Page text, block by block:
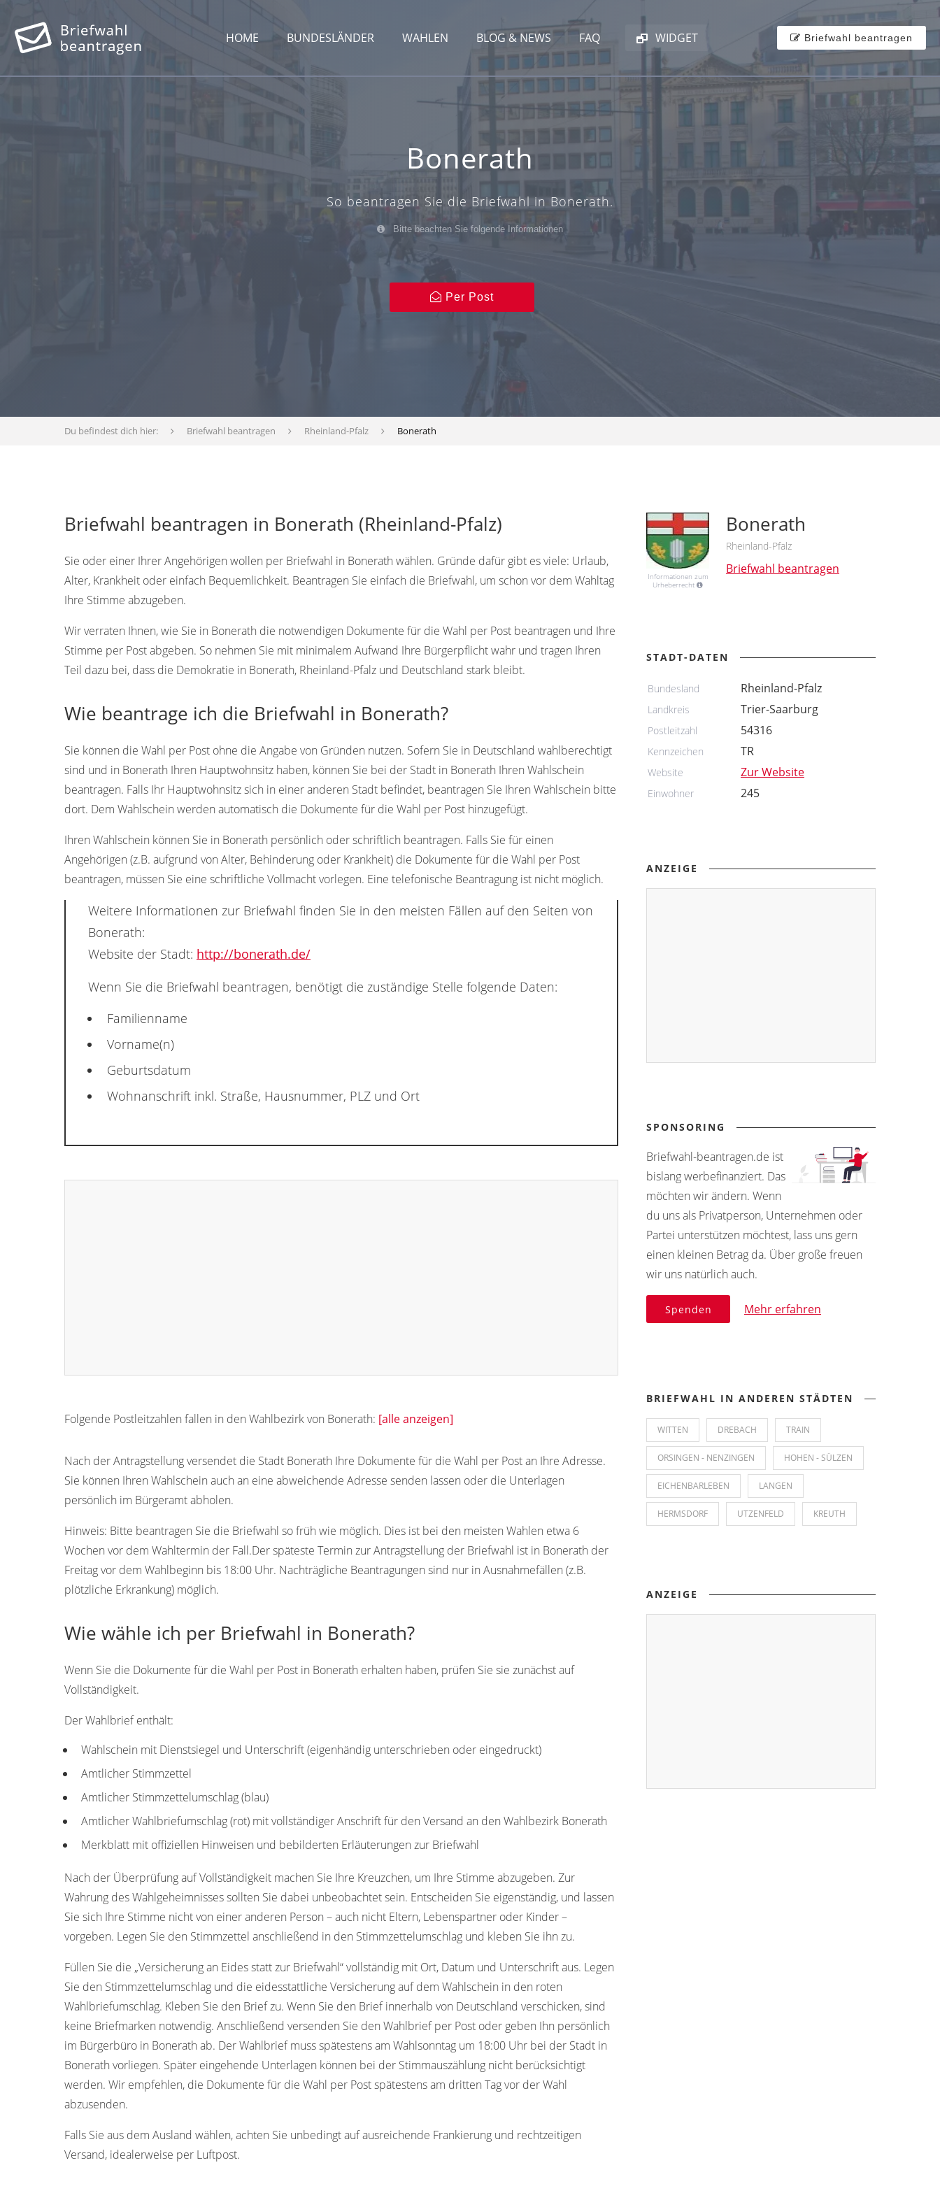
HOME BUNDESLÄNDER WAHLEN BLOG & NEWS FAQ WIDGET Briefwahl beantragen
Bonerath
So beantragen Sie die Briefwahl in Bonerath.
Bitte beachten Sie folgende Informationen
Per Post
Du befindest dich hier: Briefwahl beantragen Rheinland-Pfalz Bonerath
Briefwahl beantragen in Bonerath (Rheinland-Pfalz)
Sie oder einer Ihrer Angehörigen wollen per Briefwahl in Bonerath wählen. Gründe dafür gibt es viele: Urlaub,
Alter, Krankheit oder einfach Bequemlichkeit. Beantragen Sie einfach die Briefwahl, um schon vor dem Wahltag
Ihre Stimme abzugeben.
Wir verraten Ihnen, wie Sie in Bonerath die notwendigen Dokumente für die Wahl per Post beantragen und Ihre
Stimme per Post abgeben. So nehmen Sie mit minimalem Aufwand Ihre Bürgerpflicht wahr und tragen Ihren
Teil dazu bei, dass die Demokratie in Bonerath, Rheinland-Pfalz und Deutschland stark bleibt.
Wie beantrage ich die Briefwahl in Bonerath?
Sie können die Wahl per Post ohne die Angabe von Gründen nutzen. Sofern Sie in Deutschland wahlberechtigt
sind und in Bonerath Ihren Hauptwohnsitz haben, können Sie bei der Stadt in Bonerath Ihren Wahlschein
beantragen. Falls Ihr Hauptwohnsitz sich in einer anderen Stadt befindet, beantragen Sie Ihren Wahlschein bitte
dort. Dem Wahlschein werden automatisch die Dokumente für die Wahl per Post hinzugefügt.
Ihren Wahlschein können Sie in Bonerath persönlich oder schriftlich beantragen. Falls Sie für einen
Angehörigen (z.B. aufgrund von Alter, Behinderung oder Krankheit) die Dokumente für die Wahl per Post
beantragen, müssen Sie eine schriftliche Vollmacht vorlegen. Eine telefonische Beantragung ist nicht möglich.
Weitere Informationen zur Briefwahl finden Sie in den meisten Fällen auf den Seiten von
Bonerath:
Website der Stadt: http://bonerath.de/
Wenn Sie die Briefwahl beantragen, benötigt die zuständige Stelle folgende Daten:
Familienname
Vorname(n)
Geburtsdatum
Wohnanschrift inkl. Straße, Hausnummer, PLZ und Ort
Folgende Postleitzahlen fallen in den Wahlbezirk von Bonerath: [alle anzeigen]
Nach der Antragstellung versendet die Stadt Bonerath Ihre Dokumente für die Wahl per Post an Ihre Adresse.
Sie können Ihren Wahlschein auch an eine abweichende Adresse senden lassen oder die Unterlagen
persönlich im Bürgeramt abholen.
Hinweis: Bitte beantragen Sie die Briefwahl so früh wie möglich. Dies ist bei den meisten Wahlen etwa 6
Wochen vor dem Wahltermin der Fall.Der späteste Termin zur Antragstellung der Briefwahl ist in Bonerath der
Freitag vor dem Wahlbeginn bis 18:00 Uhr. Nachträgliche Beantragungen sind nur in Ausnahmefällen (z.B.
plötzliche Erkrankung) möglich.
Wie wähle ich per Briefwahl in Bonerath?
Wenn Sie die Dokumente für die Wahl per Post in Bonerath erhalten haben, prüfen Sie sie zunächst auf
Vollständigkeit.
Der Wahlbrief enthält:
Wahlschein mit Dienstsiegel und Unterschrift (eigenhändig unterschrieben oder eingedruckt)
Amtlicher Stimmzettel
Amtlicher Stimmzettelumschlag (blau)
Amtlicher Wahlbriefumschlag (rot) mit vollständiger Anschrift für den Versand an den Wahlbezirk Bonerath
Merkblatt mit offiziellen Hinweisen und bebilderten Erläuterungen zur Briefwahl
Nach der Überprüfung auf Vollständigkeit machen Sie Ihre Kreuzchen, um Ihre Stimme abzugeben. Zur
Wahrung des Wahlgeheimnisses sollten Sie dabei unbeobachtet sein. Entscheiden Sie eigenständig, und lassen
Sie sich Ihre Stimme nicht von einer anderen Person – auch nicht Eltern, Lebenspartner oder Kinder –
vorgeben. Legen Sie den Stimmzettel anschließend in den Stimmzettelumschlag und kleben Sie ihn zu.
Füllen Sie die „Versicherung an Eides statt zur Briefwahl“ vollständig mit Ort, Datum und Unterschrift aus. Legen
Sie den Stimmzettelumschlag und die eidesstattliche Versicherung auf dem Wahlschein in den roten
Wahlbriefumschlag. Kleben Sie den Brief zu. Wenn Sie den Brief innerhalb von Deutschland verschicken, sind
keine Briefmarken notwendig. Anschließend versenden Sie den Wahlbrief per Post oder geben Ihn persönlich
im Bürgerbüro in Bonerath ab. Der Wahlbrief muss spätestens am Wahlsonntag um 18:00 Uhr bei der Stadt in
Bonerath vorliegen. Später eingehende Unterlagen können bei der Stimmauszählung nicht berücksichtigt
werden. Wir empfehlen, die Dokumente für die Wahl per Post spätestens am dritten Tag vor der Wahl
abzusenden.
Falls Sie aus dem Ausland wählen, achten Sie unbedingt auf ausreichende Frankierung und rechtzeitigen
Versand, idealerweise per Luftpost.
Informationen zum
Urheberrecht
Bonerath
Rheinland-Pfalz
Briefwahl beantragen
STADT-DATEN
Bundesland Rheinland-Pfalz
Landkreis Trier-Saarburg
Postleitzahl 54316
Kennzeichen TR
Website Zur Website
Einwohner 245
ANZEIGE
SPONSORING
Briefwahl-beantragen.de ist
bislang werbefinanziert. Das
möchten wir ändern. Wenn
du uns als Privatperson, Unternehmen oder
Partei unterstützen möchtest, lass uns gern
einen kleinen Betrag da. Über große freuen
wir uns natürlich auch.
Spenden Mehr erfahren
BRIEFWAHL IN ANDEREN STÄDTEN
WITTEN DREBACH TRAIN
ORSINGEN - NENZINGEN HOHEN - SÜLZEN
EICHENBARLEBEN LANGEN
HERMSDORF UTZENFELD KREUTH
ANZEIGE